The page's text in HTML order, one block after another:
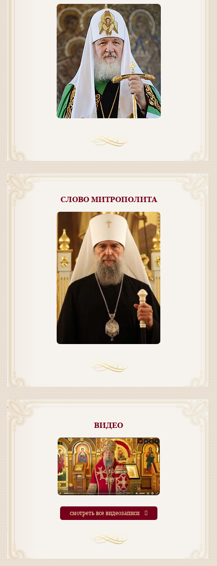
СЛОВО МИТРОПОЛИТА
ВИДЕО
смотреть все видеозаписи